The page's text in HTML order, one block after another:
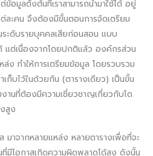
อมูลตั้งต้นที่เราสามารถนำมาใช้ได้ อยู่
ละคน จึงต้องมีขั้นตอนการจัดเตรียม
ะดับรายบุคคลเสียก่อนสอน แบบ
แต่เนื่องจากโดยปกติแล้ว องค์กรส่วน
ง ทำให้การเตรียมข้อมูล โดยรวบรวม
ก็บไว้ในด้วยกัน (ตารางเดียว) เป็นขั้น
านที่ต้องมีความเชี่ยวชาญเกี่ยวกับโด
สูง
าจากหลายแหล่ง หลายตารางเพื่อที่จะ
ที่มีโอกาสเกิดความผิดพลาดได้สูง ดังนั้น